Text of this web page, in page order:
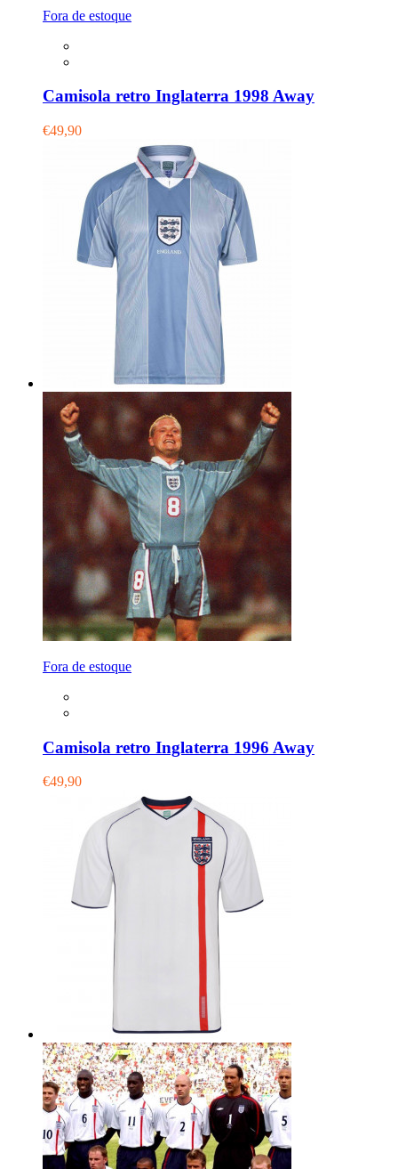
Fora de estoque
Camisola retro Inglaterra 1998 Away
€49,90
Fora de estoque
Camisola retro Inglaterra 1996 Away
€49,90